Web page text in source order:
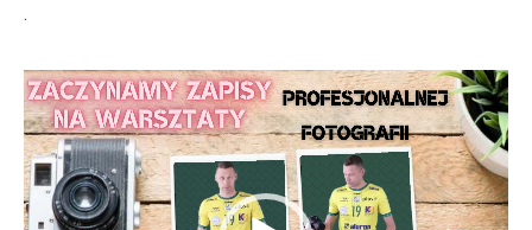
.
Odtwarzacz
video